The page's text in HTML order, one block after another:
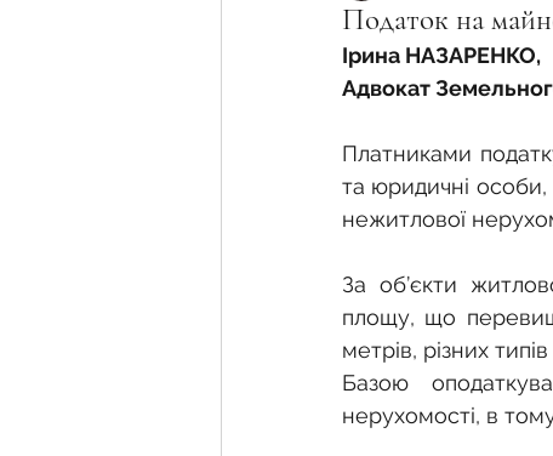
Фермерське
Новини земельного
Нормативно-грошова
Сервітут Державна
Податок на
Ірина НАЗАРЕНКО,
Адвокат
Платниками
та юридичні особи,
нежитлової
За об’єкти
площу, що
метрів, різних
Базою
нерухомості, в